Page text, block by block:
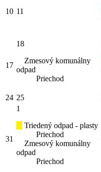
10 11
17
18
Zmesový komunálny
odpad
Priechod
24 25
31
1
Triedený odpad - plasty
Priechod
Zmesový komunálny
odpad
Priechod